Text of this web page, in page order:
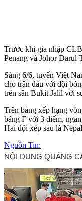
Trước khi gia nhập
Penang và Johor Darul
Sáng 6/6, tuyển Việt
cho trận đấu với đội
trên sân Bukit Jalil với
Trên bảng xếp hạng
bảng F với 3 điểm,
Hai đội xếp sau là
Nguồn Tin: